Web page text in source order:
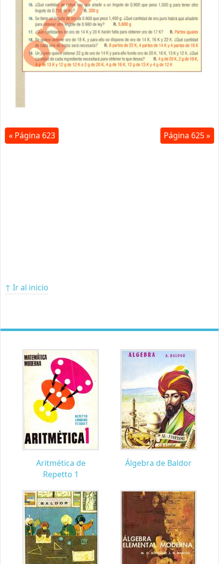
« Página 623 Página 625 »
↑ Ir al inicio
Aritmética de
Repetto 1
Álgebra de Baldor